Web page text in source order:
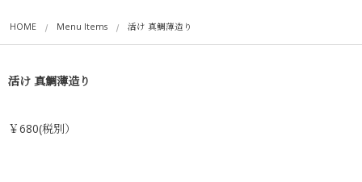
HOME Menu Items 活け 真鯛薄造り
活け 真鯛薄造り
￥680(税別）